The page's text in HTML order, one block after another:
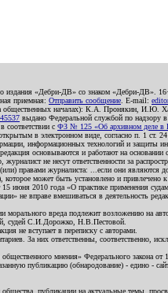
издания «Дебри-ДВ» со знаком «Дебри-
приемная: Отправить сообщение . E-mail:
(на общественных началах): К.А.
выдано Федеральной службой по надзору
с ФЗ № 125 «Об архивном деле в
в электронном виде, согласно п. 1 ст.
информационных технологий и защиты
основываются и работают на
не несут ответственности за
правами журналиста: ...если они
может быть установлено и привлечено
2010 года «О практике применения
не вправе вмешиваться в деятельность
вреда подлежит возложению на
судей С.И.Дорожко, Н.В.Пестовой.
не вступает в переписку с авторами.
За них ответственны,
мнения» Федерального закона
публикацию (обнародование) - едино -
публикации на актуальные темы,